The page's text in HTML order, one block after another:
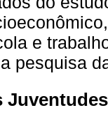
e
pesquisa